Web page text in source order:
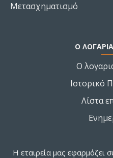
Μετασχηματισμό
Ο
Ο
Ιστορικό
Λίστα
Η εταιρεία μας εφαρμόζει